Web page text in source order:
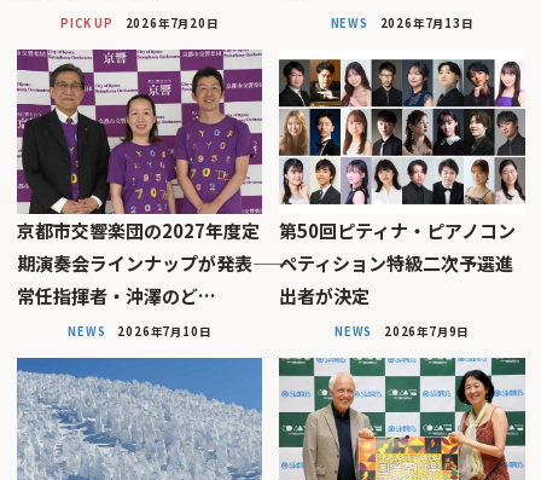
PICK UP 2026年7月20日 NEWS 2026年7月13日
京都市交響楽団の2027年度定
期演奏会ラインナップが発表――
常任指揮者・沖澤のど…
NEWS 2026年7月10日
第50回ピティナ・ピアノコン
ペティション特級二次予選進
出者が決定
NEWS 2026年7月9日